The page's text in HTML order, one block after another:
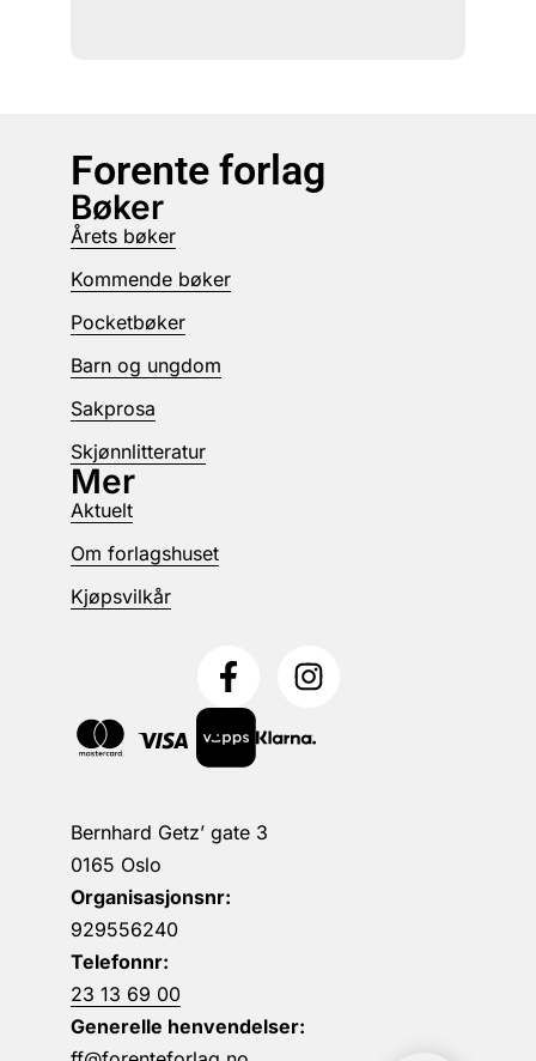
Forente forlag
Bernhard Getz’ gate 3
0165 Oslo
Organisasjonsnr:
929556240
Telefonnr:
23 13 69 00
Generelle henvendelser:
Bøker
Årets bøker
Kommende bøker
Pocketbøker
Barn og ungdom
Sakprosa
Skjønnlitteratur
Mer
Aktuelt
Om forlagshuset
Kjøpsvilkår